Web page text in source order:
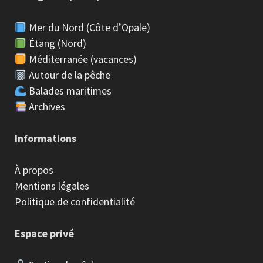
Mer du Nord (Côte d’Opale)
Étang (Nord)
Méditerranée (vacances)
Autour de la pêche
Balades maritimes
Archives
Informations
À propos
Mentions légales
Politique de confidentialité
Espace privé